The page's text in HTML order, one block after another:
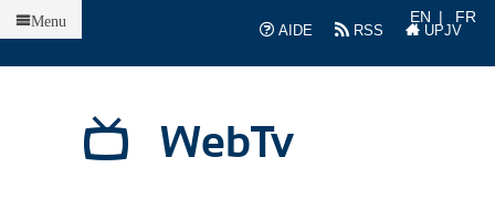
AIDE
RSS UPJV
EN FR
WebTv
Menu